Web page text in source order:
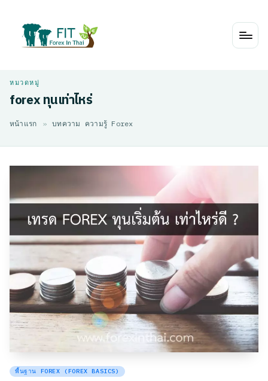
forex ทุนเท่าไหร่
หน้าแรก » บทความ ความรู้ Forex
Posted
พื้นฐาน FOREX (FOREX BASICS)